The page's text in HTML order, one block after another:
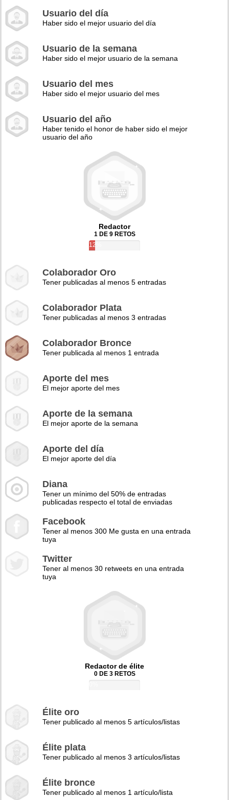
Usuario del día
Haber sido el mejor usuario del día
Usuario de la semana
Haber sido el mejor usuario de la semana
Usuario del mes
Haber sido el mejor usuario del mes
Usuario del año
Haber tenido el honor de haber sido el mejor
usuario del año
Redactor
1 DE 9 RETOS
12%
Colaborador Oro
Tener publicadas al menos 5 entradas
Colaborador Plata
Tener publicadas al menos 3 entradas
Colaborador Bronce
Tener publicada al menos 1 entrada
Aporte del mes
El mejor aporte del mes
Aporte de la semana
El mejor aporte de la semana
Aporte del día
El mejor aporte del día
Diana
Tener un mínimo del 50% de entradas
publicadas respecto el total de enviadas
Facebook
Tener al menos 300 Me gusta en una entrada
tuya
Twitter
Tener al menos 30 retweets en una entrada
tuya
Redactor de élite
0 DE 3 RETOS
Élite oro
Tener publicado al menos 5 artículos/listas
Élite plata
Tener publicado al menos 3 artículos/listas
Élite bronce
Tener publicado al menos 1 artículo/lista